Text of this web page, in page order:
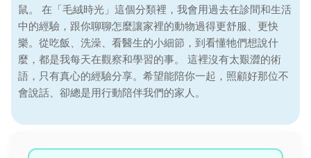
鼠。 在「毛絨時光」這個分類裡，我會用過去在診間和生活
中的經驗，跟你聊聊怎麼讓家裡的動物過得更舒服、更快
樂。從吃飯、洗澡、看醫生的小細節，到看懂牠們想說什
麼，都是我每天在觀察和學習的事。 這裡沒有太艱澀的術
語，只有真心的經驗分享。希望能陪你一起，照顧好那位不
會說話、卻總是用行動陪伴我們的家人。